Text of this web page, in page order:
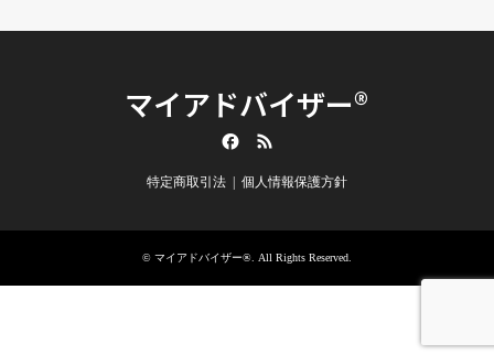
マイアドバイザー®
特定商取引法 個人情報保護方針
© マイアドバイザー® . All Rights Reserved.